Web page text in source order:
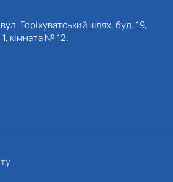
Горіхуватський шлях, буд. 19,
кімната № 12.